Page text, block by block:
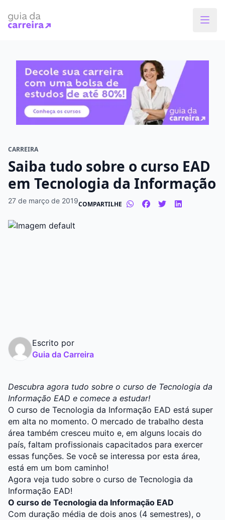
CARREIRA
Saiba tudo sobre o curso EAD
em Tecnologia da Informação
27 de março de 2019COMPARTILHE
Escrito por
Guia da Carreira
Descubra agora tudo sobre o curso de Tecnologia da
Informação EAD e comece a estudar!
O curso de Tecnologia da Informação EAD está super
em alta no momento. O mercado de trabalho desta
área também cresceu muito e, em alguns locais do
país, faltam profissionais capacitados para exercer
essas funções. Se você se interessa por esta área,
está em um bom caminho!
Agora veja tudo sobre o curso de Tecnologia da
Informação EAD!
O curso de Tecnologia da Informação EAD
Com duração média de dois anos (4 semestres), o
Faça o curso dos sonhos
O que você quer estudar?
Modalidade preferida
Presencial
Tipo de formação